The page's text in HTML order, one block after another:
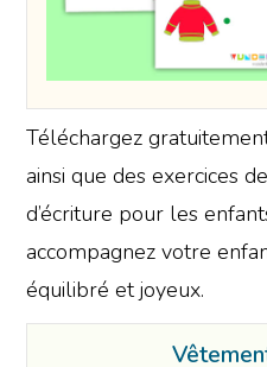
Téléchargez
ainsi que des exercices
d’écriture pour les
accompagnez votre
équilibré et joyeux.